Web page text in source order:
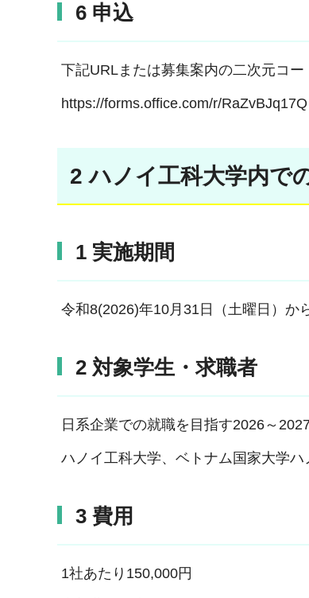
6 申込
下記URLまたは募集案内の二次元コ
https://forms.office.com/r/RaZvBJq17Q
2 ハノイ工科大学内で
1 実施期間
令和8(2026)年10月31日（土曜日）か
2 対象学生・求職者
日系企業での就職を目指す2026～
ハノイ工科大学、ベトナム国家大学
3 費用
1社あたり150,000円